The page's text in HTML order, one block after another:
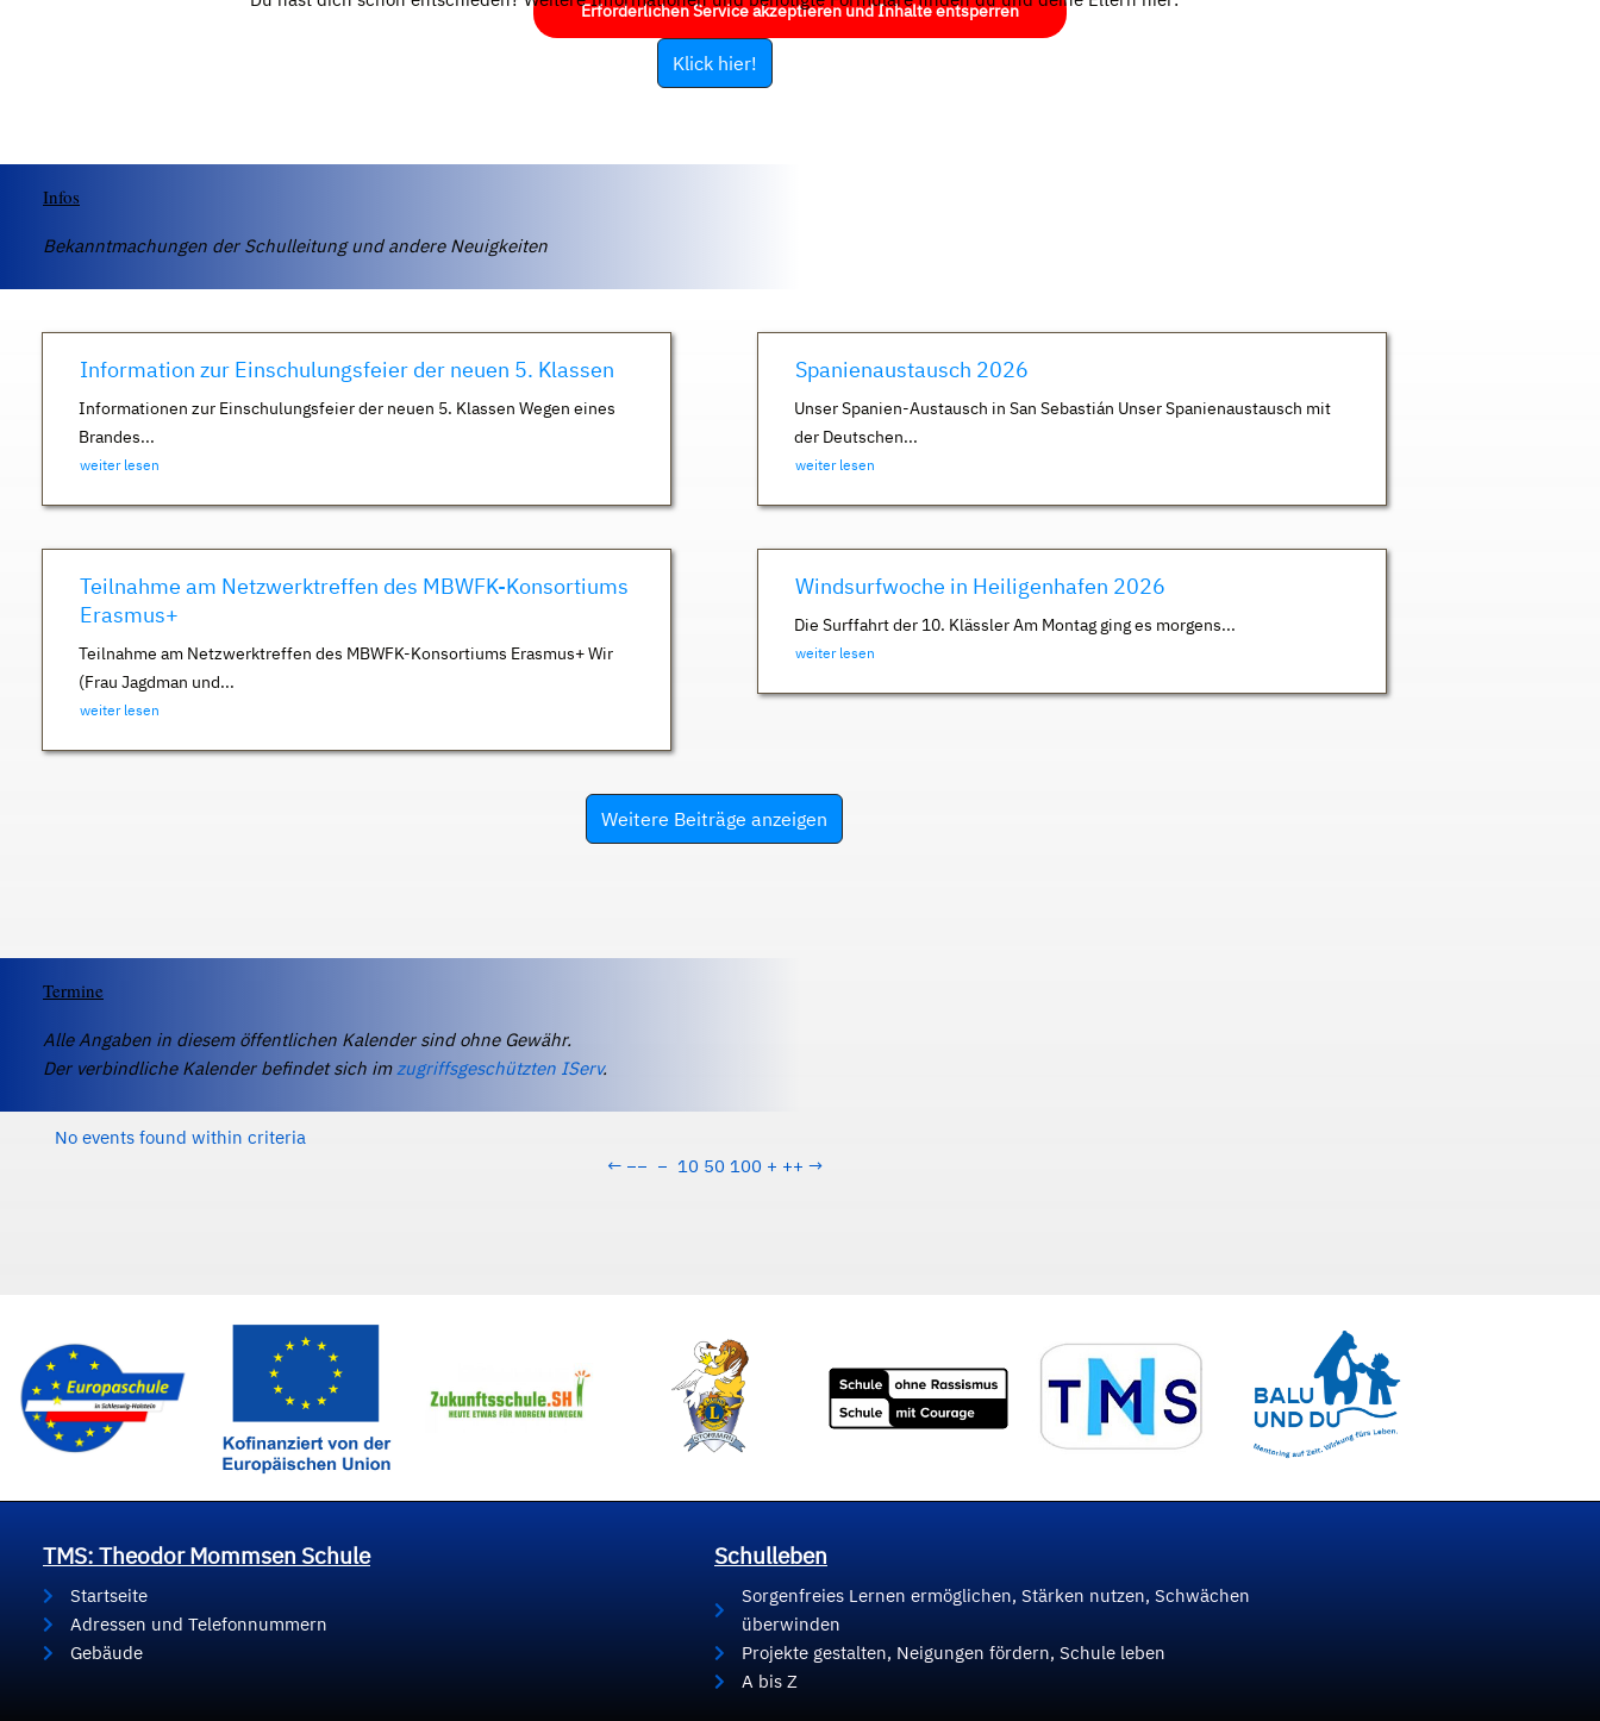
Erforderlichen Service akzeptieren und Inhalte entsperren
Klick hier!
Infos
Bekanntmachungen der Schulleitung und andere Neuigkeiten
Information zur Einschulungsfeier der neuen 5. Klassen
Informationen zur Einschulungsfeier der neuen 5. Klassen Wegen eines
Brandes...
weiter lesen
Spanienaustausch 2026
Unser Spanien-Austausch in San Sebastián Unser Spanienaustausch mit
der Deutschen...
weiter lesen
Teilnahme am Netzwerktreffen des MBWFK-Konsortiums
Erasmus+
Teilnahme am Netzwerktreffen des MBWFK-Konsortiums Erasmus+ Wir
(Frau Jagdman und...
weiter lesen
Windsurfwoche in Heiligenhafen 2026
Die Surffahrt der 10. Klässler Am Montag ging es morgens...
weiter lesen
Weitere Beiträge anzeigen
Termine
Alle Angaben in diesem öffentlichen Kalender sind ohne Gewähr.
Der verbindliche Kalender befindet sich imzugriffsgeschützten IServ.
No events found within criteria
← −− − 10 50 100 + ++ →
TMS: Theodor Mommsen Schule
Startseite
Adressen und Telefonnummern
Gebäude
Schulleben
Sorgenfreies Lernen ermöglichen, Stärken nutzen, Schwächen
überwinden
Projekte gestalten, Neigungen fördern, Schule leben
A bis Z